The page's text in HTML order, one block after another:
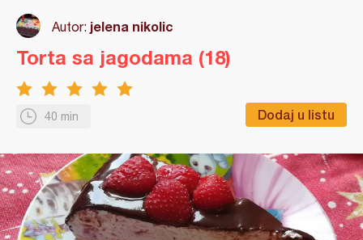
Autor: jelena nikolic
40 min Dodaj u listu
Torta sa jagodama (18)